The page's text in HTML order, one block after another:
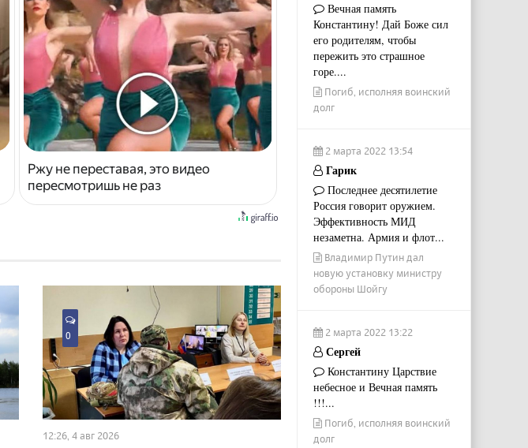
Ржу не переставая, это видео
пересмотришь не раз
0
12:26, 4 авг 2026
Вечная память
Константину! Дай Боже сил
его родителям, чтобы
пережить это страшное
горе....
Погиб, исполняя воинский
долг
2 марта 2022 13:54
Гарик
Последнее десятилетие
Россия говорит оружием.
Эффективность МИД
незаметна. Армия и флот...
Владимир Путин дал
новую установку министру
обороны Шойгу
2 марта 2022 13:22
Сергей
Константину Царствие
небесное и Вечная память
!!!...
Погиб, исполняя воинский
долг